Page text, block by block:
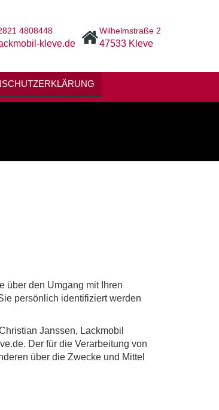
4808448
kleve.de
Wilhelmstraße 2
47533 Kleve
über den Umgang mit Ihren
persönlich identifiziert werden
Janssen, Lackmobil
Der für die Verarbeitung von
über die Zwecke und Mittel